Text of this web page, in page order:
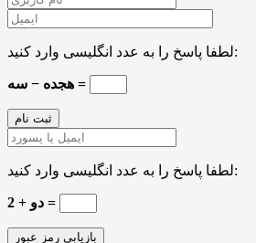
لطفا پاسخ را به عدد انگلیسی وارد کنید:
هجده − سه =
لطفا پاسخ را به عدد انگلیسی وارد کنید:
2 + دو =